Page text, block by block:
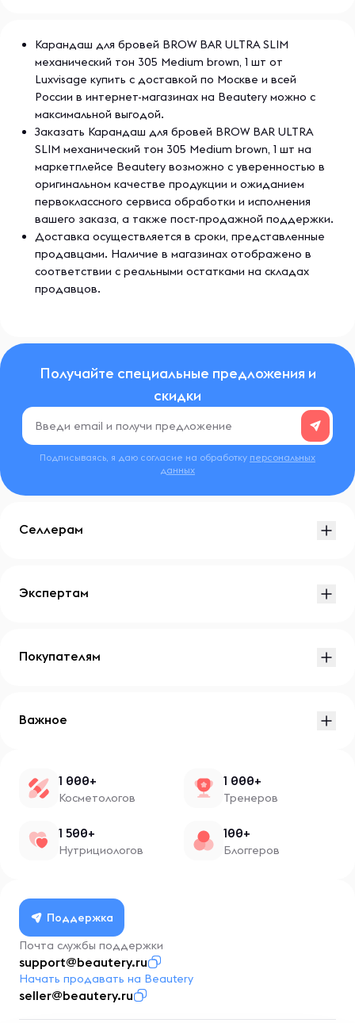
Карандаш для бровей BROW BAR ULTRA SLIM
механический тон 305 Medium brown, 1 шт от
Luxvisage купить с доставкой по Москве и всей
России в интернет-магазинах на Beautery можно с
максимальной выгодой.
Заказать Карандаш для бровей BROW BAR ULTRA
SLIM механический тон 305 Medium brown, 1 шт на
маркетплейсе Beautery возможно с уверенностью в
оригинальном качестве продукции и ожиданием
первоклассного сервиса обработки и исполнения
вашего заказа, а также пост-продажной поддержки.
Доставка осуществляется в сроки, представленные
продавцами. Наличие в магазинах отображено в
соответствии с реальными остатками на складах
продавцов.
Получайте специальные предложения и
скидки
Подписываясь, я даю согласие на обработку персональных
данных
Селлерам
Экспертам
Покупателям
Важное
1 000+
Косметологов
1 000+
Тренеров
1 500+
Нутрициологов
100+
Блоггеров
Поддержка
Почта службы поддержки
support@beautery.ru
Начать продавать на Beautery
seller@beautery.ru